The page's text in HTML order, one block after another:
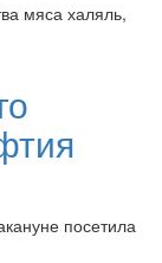
мяса халяль,
посетила